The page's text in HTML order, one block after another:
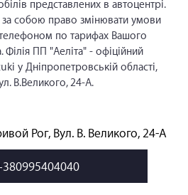
представлених в автоцентрі.
собою право змінювати умови
телефоном по тарифах Вашого
ПП "Аеліта" - офіційний
у Дніпропетровській області,
В.Великого, 24-А.
Рог, Вул. В. Великого, 24-А